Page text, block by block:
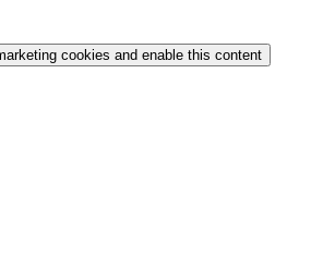
cookies and enable this content